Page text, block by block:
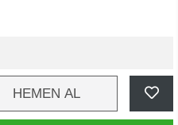
HEMEN AL